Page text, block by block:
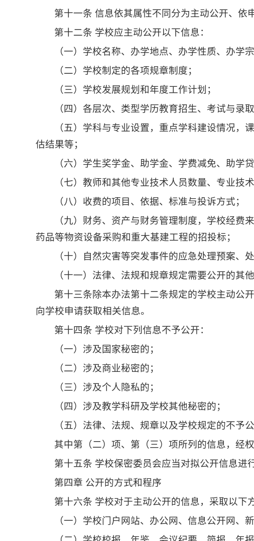
第十一条 信息依其属性不同分为主动公开、依
第十二条 学校应主动公开以下信息：
（一）学校名称、办学地点、办学性质、办学
（二）学校制定的各项规章制度；
（三）学校发展规划和年度工作计划；
（四）各层次、类型学历教育招生、考试与录
（五）学科与专业设置，重点学科建设情况
估结果等；
（六）学生奖学金、助学金、学费减免、助学
（七）教师和其他专业技术人员数量、专业技
（八）收费的项目、依据、标准与投诉方式；
（九）财务、资产与财务管理制度，学校经费
药品等物资设备采购和重大基建工程的招投标；
（十）自然灾害等突发事件的应急处理预案、
（十一）法律、法规和规章规定需要公开的其他
第十三条除本办法第十二条规定的学校主动公
向学校申请获取相关信息。
第十四条 学校对下列信息不予公开：
（一）涉及国家秘密的；
（二）涉及商业秘密的；
（三）涉及个人隐私的；
（四）涉及教学科研及学校其他秘密的；
（五）法律、法规、规章以及学校规定的不予
其中第（二）项、第（三）项所列的信息，经
第十五条 学校保密委员会应当对拟公开信息进
第四章 公开的方式和程序
第十六条 学校对于主动公开的信息，采取以下
（一）学校门户网站、办公网、信息公开网、